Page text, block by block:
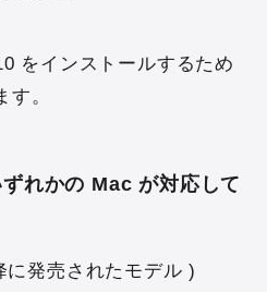
をインストールするため
。
れかの Mac が対応して
発売されたモデル )